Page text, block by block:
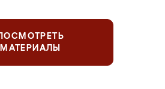
ПОСМОТРЕТЬ
МАТЕРИАЛЫ